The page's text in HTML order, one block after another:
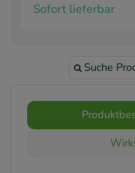
Sofort lieferbar
Suche